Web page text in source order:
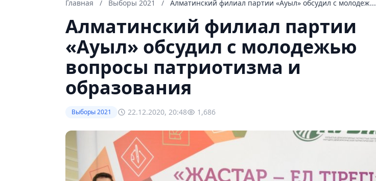
Главная / Выборы 2021 / Алматинский филиал партии «Ауыл» обсудил с молодеж...
Алматинский филиал партии
«Ауыл» обсудил с молодежью
вопросы патриотизма и
образования
Выборы 2021 22.12.2020, 20:48 1,686